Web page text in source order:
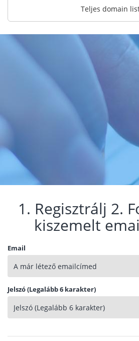
Teljes domain
1. Regisztrálj 2.
kiszemelt
Email
Jelszó (Legalább 6 karakter)